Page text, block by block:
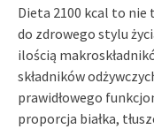
Dieta 2100 kcal to nie
do zdrowego stylu
ilością
składników
prawidłowego
proporcja białka,